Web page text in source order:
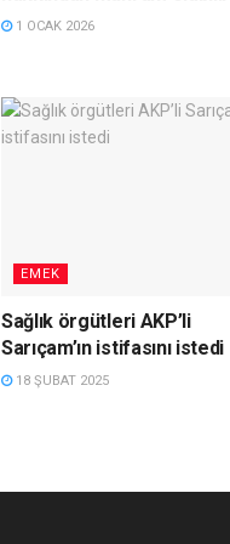
1 OCAK 2026
EMEK
Sağlık örgütleri AKP’li
Sarıçam’ın istifasını istedi
18 ŞUBAT 2025